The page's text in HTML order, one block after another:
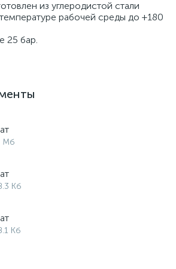
из углеродистой стали
рабочей среды до +180
25 бар.
Мб
Кб
Кб